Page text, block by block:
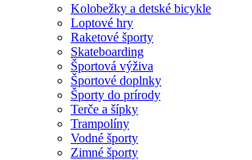
Kolobežky a detské bicykle
Loptové hry
Raketové športy
Skateboarding
Športová výživa
Športové doplnky
Športy do prírody
Terče a šípky
Trampolíny
Vodné športy
Zimné športy